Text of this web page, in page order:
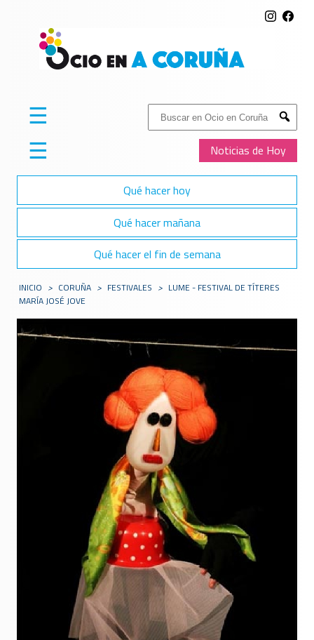
Buscar:
Submit
Noticias de Hoy
☰
☰
Qué hacer hoy
Qué hacer mañana
Qué hacer el fin de semana
INICIO > CORUÑA > FESTIVALES > LUME - FESTIVAL DE TÍTERES
MARÍA JOSÉ JOVE